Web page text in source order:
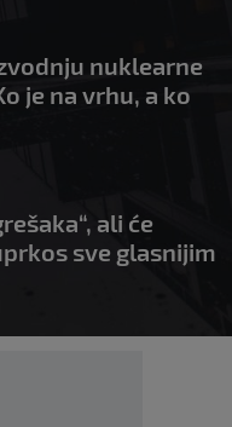
nuklearne
je na vrhu, a ko
ali će
sve glasnijim